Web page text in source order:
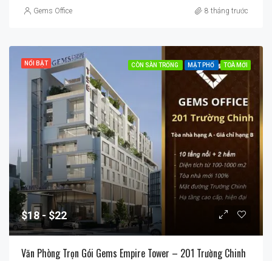
Gems Office 8 tháng trước
NỔI BẬT CÒN SÀN TRỐNG MẶT PHỐ TOÀ MỚI
$18 $22
Văn Phòng Trọn Gói Gems Empire Tower – 201 Trường Chinh